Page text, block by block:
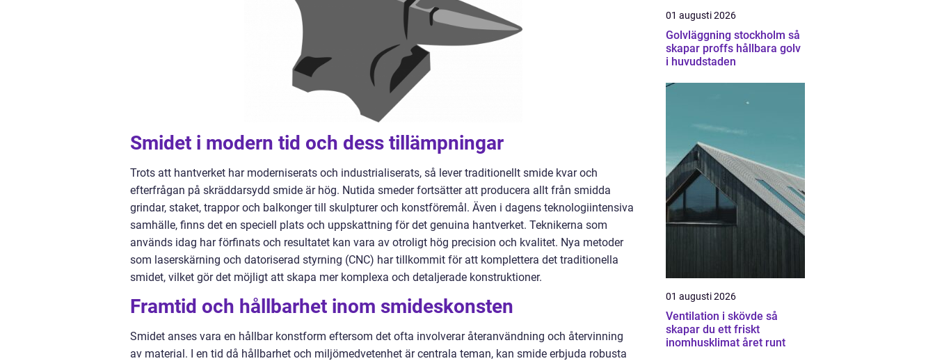
Smidet i modern tid och dess tillämpningar
Trots att hantverket har moderniserats och industrialiserats, så lever traditionellt smide kvar och
efterfrågan på skräddarsydd smide är hög. Nutida smeder fortsätter att producera allt från smidda
grindar, staket, trappor och balkonger till skulpturer och konstföremål. Även i dagens teknologiintensiva
samhälle, finns det en speciell plats och uppskattning för det genuina hantverket. Teknikerna som
används idag har förfinats och resultatet kan vara av otroligt hög precision och kvalitet. Nya metoder
som laserskärning och datoriserad styrning (CNC) har tillkommit för att komplettera det traditionella
smidet, vilket gör det möjligt att skapa mer komplexa och detaljerade konstruktioner.
Framtid och hållbarhet inom smideskonsten
Smidet anses vara en hållbar konstform eftersom det ofta involverar återanvändning och återvinning
av material. I en tid då hållbarhet och miljömedvetenhet är centrala teman, kan smide erbjuda robusta
01 augusti 2026
Golvläggning stockholm så
skapar proffs hållbara golv
i huvudstaden
01 augusti 2026
Ventilation i skövde så
skapar du ett friskt
inomhusklimat året runt